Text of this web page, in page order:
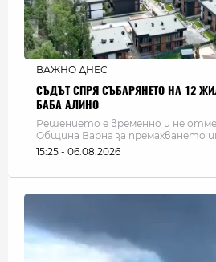
ВАЖНО ДНЕС
СЪДЪТ СПРЯ СЪБАРЯНЕТО НА 12
БАБА АЛИНО
Решението е временно и не
Община Варна за премахването
15:25 - 06.08.2026